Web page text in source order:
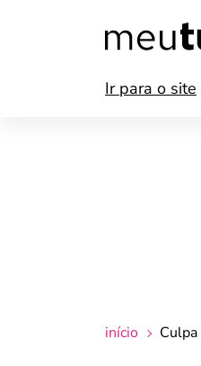
Ir para o site
início